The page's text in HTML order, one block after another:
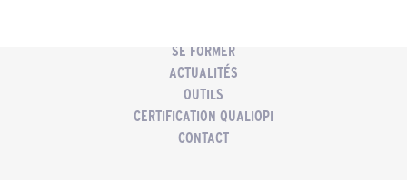
SE FORMER
ACTUALITÉS
OUTILS
CERTIFICATION QUALIOPI
CONTACT